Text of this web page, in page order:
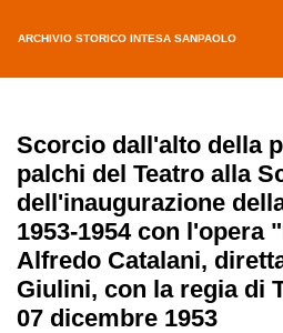
ARCHIVIO STORICO INTESA SANPAOLO
Scorcio dall'alto della
palchi del Teatro alla
dell'inaugurazione
1953-1954 con l'opera
Alfredo Catalani,
Giulini, con la regia di
07 dicembre 1953